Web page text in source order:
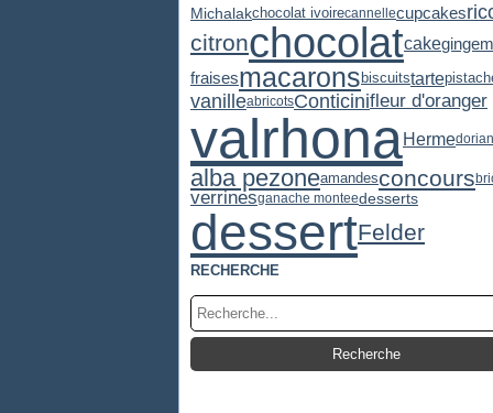
Michalakchocolat ivoirecannellecupcakes
citronchocolatcake
fraisesmacarons biscuitstarte
vanilleabricotsConticinifleur d'oranger
valrhonaHermedorian
alba pezoneamandesconcours
verrinesganache monteedesserts
dessertFelder
RECHERCHE